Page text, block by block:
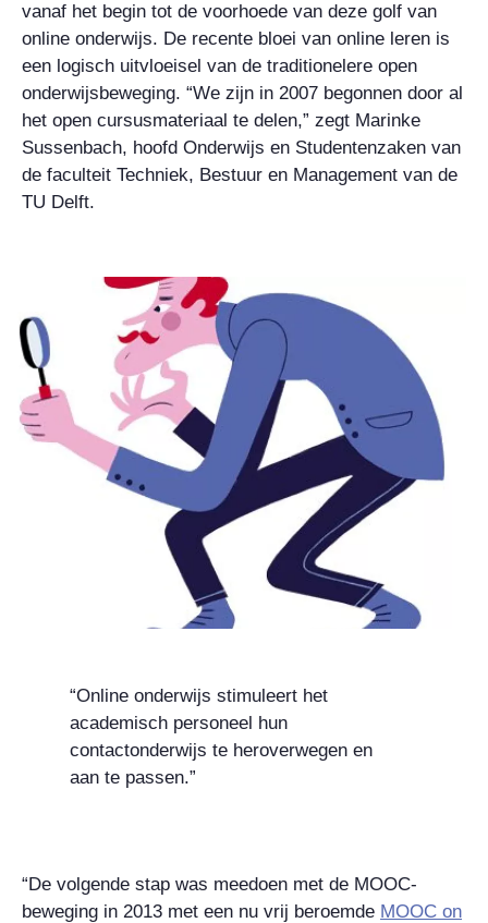
vanaf het begin tot de voorhoede van deze golf van
online onderwijs. De recente bloei van online leren is
een logisch uitvloeisel van de traditionelere open
onderwijsbeweging. “We zijn in 2007 begonnen door al
het open cursusmateriaal te delen,” zegt Marinke
Sussenbach, hoofd Onderwijs en Studentenzaken van
de faculteit Techniek, Bestuur en Management van de
TU Delft.
“Online onderwijs stimuleert het
academisch personeel hun
contactonderwijs te heroverwegen en
aan te passen.”
“De volgende stap was meedoen met de MOOC-
beweging in 2013 met een nu vrij beroemde MOOC on